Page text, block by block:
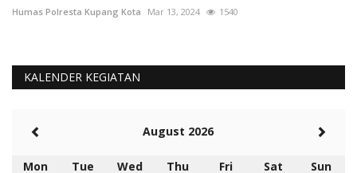
Humas Polresta Kupang Kota Mar 13, 2024 1540
KALENDER KEGIATAN
August 2026
Mon Tue Wed Thu Fri Sat Sun